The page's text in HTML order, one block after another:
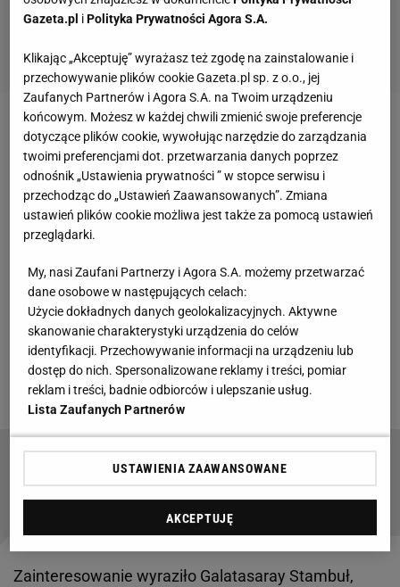
Zobacz wideo
Przemysław Frankowski trafi do Galatasaray
Stambuł? Media: Dogadał się z Turkami
Lens. W tym sezonie wystąpił w 21 spotkaniach,
strzelając pięć goli i notując dwie asysty. Zdobył
zaufanie trenera i pojawia się na murawie w prawie
każdym możliwym meczu. Mimo wszystko od kilku
dni mówi się o transferze.
Sensacyjne wiadomości nadeszły o 8:01. Zwrot
akcji ws. Szczęsnego
Zainteresowanie wyraziło Galatasaray Stambuł,
Gazeta.pl iPolityka Prywatności Agora S.A.
Klikając „Akceptuję” wyrażasz też zgodę na zainstalowanie i
przechowywanie plików cookie Gazeta.pl sp. z o.o., jej
Zaufanych Partnerów i Agora S.A. na Twoim urządzeniu
końcowym. Możesz w każdej chwili zmienić swoje preferencje
dotyczące plików cookie, wywołując narzędzie do zarządzania
twoimi preferencjami dot. przetwarzania danych poprzez
odnośnik „Ustawienia prywatności ” w stopce serwisu i
przechodząc do „Ustawień Zaawansowanych”. Zmiana
ustawień plików cookie możliwa jest także za pomocą ustawień
przeglądarki.
My, nasi Zaufani Partnerzy i Agora S.A. możemy przetwarzać
dane osobowe w następujących celach:
Użycie dokładnych danych geolokalizacyjnych. Aktywne
skanowanie charakterystyki urządzenia do celów
identyfikacji. Przechowywanie informacji na urządzeniu lub
dostęp do nich. Spersonalizowane reklamy i treści, pomiar
reklam i treści, badnie odbiorców i ulepszanie usług.
Lista Zaufanych Partnerów
USTAWIENIA ZAAWANSOWANE
AKCEPTUJĘ